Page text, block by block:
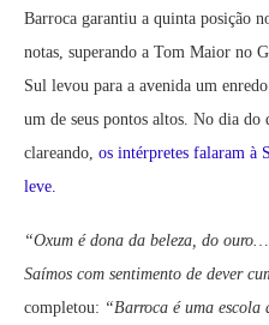
Barroca garantiu a quinta posição
notas, superando a Tom Maior no
Sul levou para a avenida um
um de seus pontos altos. No dia
clareando, os intérpretes falaram à
leve.
“Oxum é dona da beleza, do
Saímos com sentimento de dever
completou: “Barroca é uma escola